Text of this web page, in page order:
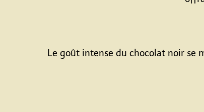
Le goût intense du chocolat noir se